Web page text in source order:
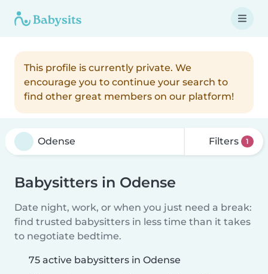
This profile is currently private. We
encourage you to continue your search to
find other great members on our platform!
Filters 1
Babysitters in Odense
Date night, work, or when you just need a break:
find trusted babysitters in less time than it takes
to negotiate bedtime.
75 active babysitters in Odense